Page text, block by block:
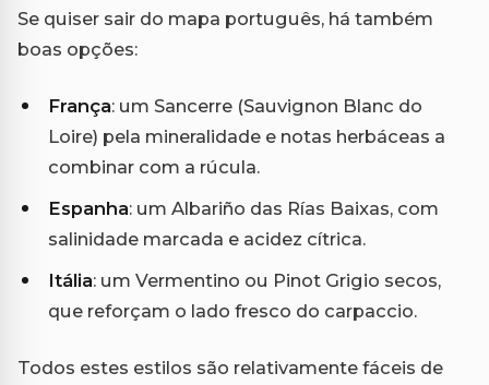
Se quiser sair do mapa português, há também
boas opções:
França: um Sancerre (Sauvignon Blanc do
Loire) pela mineralidade e notas herbáceas a
combinar com a rúcula.
Espanha: um Albariño das Rías Baixas, com
salinidade marcada e acidez cítrica.
Itália: um Vermentino ou Pinot Grigio secos,
que reforçam o lado fresco do carpaccio.
Todos estes estilos são relativamente fáceis de